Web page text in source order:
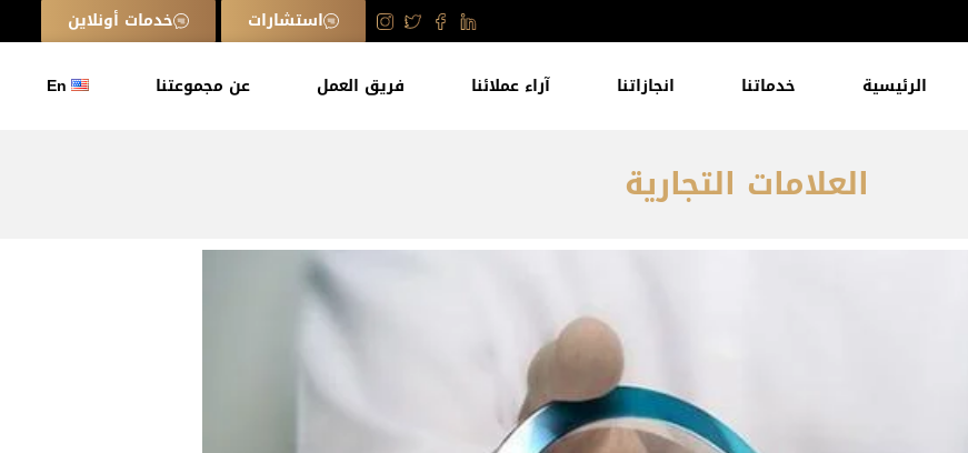
استشارات خدمات أونلاين
الرئيسية خدماتنا انجازاتنا آراء عملائنا فريق العمل عن مجموعتنا En
العلامات التجارية